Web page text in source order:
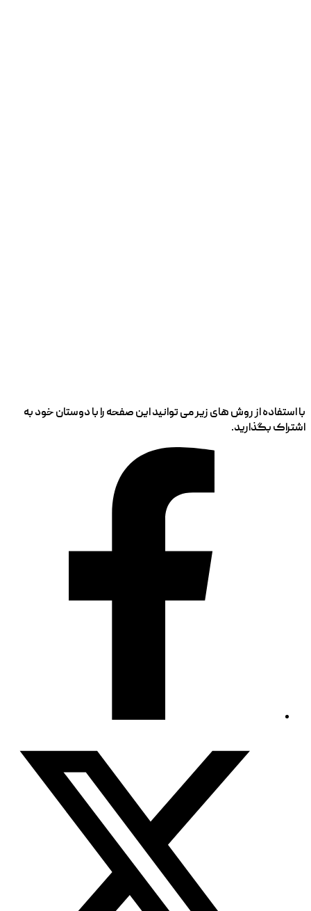
با استفاده از روش های زیر می توانید این صفحه را با دوستان خود به
اشتراک بگذارید.